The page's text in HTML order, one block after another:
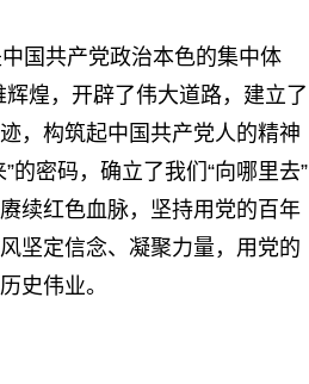
国共产党政治本色的集中体
煌，开辟了伟大道路，建立了
，构筑起中国共产党人的精神
密码，确立了我们“向哪里去”
续红色血脉，坚持用党的百年
坚定信念、凝聚力量，用党的
史伟业。